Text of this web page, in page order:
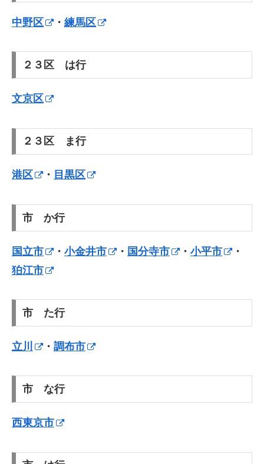
中野区 ・ 練馬区
２３区 は行
文京区
２３区 ま行
港区 ・ 目黒区
市 か行
国立市 ・ 小金井市 ・ 国分寺市 ・ 小平市
・
狛江市
市 た行
立川 ・ 調布市
市 な行
西東京市